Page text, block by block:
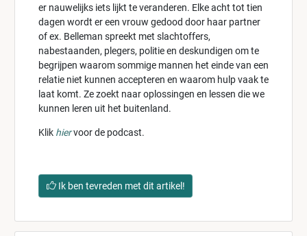
er nauwelijks iets lijkt te veranderen. Elke acht tot tien
dagen wordt er een vrouw gedood door haar partner
of ex. Belleman spreekt met slachtoffers,
nabestaanden, plegers, politie en deskundigen om te
begrijpen waarom sommige mannen het einde van een
relatie niet kunnen accepteren en waarom hulp vaak te
laat komt. Ze zoekt naar oplossingen en lessen die we
kunnen leren uit het buitenland.
Klik hiervoor de podcast.
Ik ben tevreden met dit artikel!